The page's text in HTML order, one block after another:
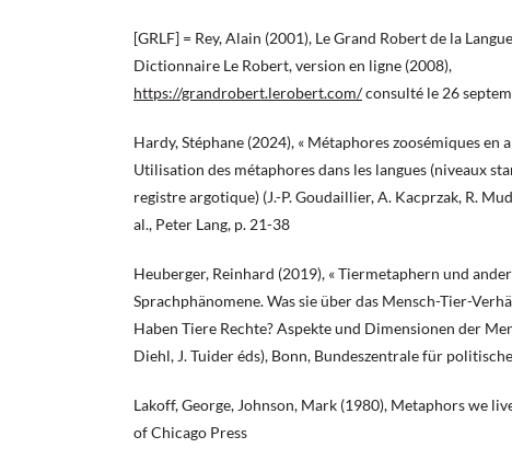
[GRLF] = Rey, Alain (2001), Le Grand Robert de la
Dictionnaire Le Robert, version en ligne (2008),
https://grandrobert.lerobert.com/consulté le 26
Hardy, Stéphane (2024), « Métaphores zoosémiques en
Utilisation des métaphores dans les langues (niveaux
registre argotique) (J.-P. Goudaillier, A. Kacprzak, R.
al., Peter Lang, p. 21-38
Heuberger, Reinhard (2019), « Tiermetaphern und
Sprachphänomene. Was sie über das Mensch-Tier-
Haben Tiere Rechte? Aspekte und Dimensionen der
Diehl, J. Tuider éds), Bonn, Bundeszentrale für
Lakoff, George, Johnson, Mark (1980), Metaphors we
of Chicago Press